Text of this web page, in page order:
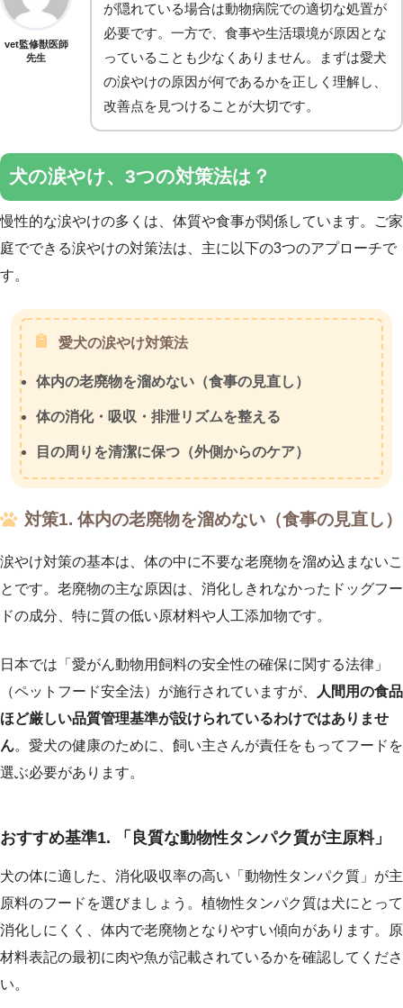
vet監修獣医師
先生
が隠れている場合は動物病院での適切な処置が
必要です。一方で、食事や生活環境が原因とな
っていることも少なくありません。まずは愛犬
の涙やけの原因が何であるかを正しく理解し、
改善点を見つけることが大切です。
犬の涙やけ、3つの対策法は？
慢性的な涙やけの多くは、体質や食事が関係しています。ご家
庭でできる涙やけの対策法は、主に以下の3つのアプローチで
す。
愛犬の涙やけ対策法
体内の老廃物を溜めない（食事の見直し）
体の消化・吸収・排泄リズムを整える
目の周りを清潔に保つ（外側からのケア）
対策1. 体内の老廃物を溜めない（食事の見直し）
涙やけ対策の基本は、体の中に不要な老廃物を溜め込まないこ
とです。老廃物の主な原因は、消化しきれなかったドッグフー
ドの成分、特に質の低い原材料や人工添加物です。
日本では「愛がん動物用飼料の安全性の確保に関する法律」
（ペットフード安全法）が施行されていますが、
人間用の食品
ほど厳しい品質管理基準が設けられているわけではありませ
ん。愛犬の健康のために、飼い主さんが責任をもってフードを
選ぶ必要があります。
おすすめ基準1. 「良質な動物性タンパク質が主原料」
犬の体に適した、消化吸収率の高い「動物性タンパク質」が主
原料のフードを選びましょう。植物性タンパク質は犬にとって
消化しにくく、体内で老廃物となりやすい傾向があります。原
材料表記の最初に肉や魚が記載されているかを確認してくださ
い。